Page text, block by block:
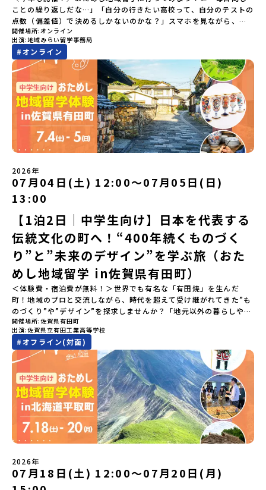
ことの繰り返しだな…」「自分の行きたい高校って、自分のテストの
点数（偏差値）で決めるしかないのかな？」スマホを見ながら、進
路にモヤモヤしているそこのあなたへ！👀テストの点数ではなく、
あなたの「ワクワク（＝自分軸）」で進路を選ぶ。そんな新しい選
択肢が、「地域みらい留学」です。「でも、いきなり知らない土地
の高校に進学するなんて不安…」そんな人のために、2泊3日で気軽
にプチ体験できる【おためし地域留学】の魅力を凝縮したオンライ
ン説明会のアーカイブ（録画）を公開中です！✨＼🔥ここがすごい！
🔥／おためし地域留学 3つのワクワク🔥🔥 ①スマホじゃわからない
「圧倒的な感動」！教科書を読むだけじゃわからない、その地域な
らではの大自然や歴史を「五感」でフル体験！カヌーに乗ったり、
伝統文化に触れたり、本物の冒険が待っています！🔥 ②「初めまし
て」が「一生の友達」に変わる！全国から「新しいことに挑戦した
い！」「今の自分を変えたい！」と思っている同世代の中学生が大
集合！地元の高校生と一緒にご飯を食べて語り合えば、たった数日
で最高の仲間になる！🔥 ③宿泊費・体験費はなんと【無料】！親元
を離れる初めての一人旅でも大丈夫。頼れるスタッフがしっかりサ
ポートするので安心・安全です！ーーーーーーーーーーーーーーー
ーーーーーーーーー📺 全体オンライン説明会（アーカイブ配信）
2026年4月22日に開催された説明会の録画をご覧いただけます。こ
の動画を見れば、あなたの「なんとなく不安」が「絶対に行ってみ
たい！」に変わるはず💡お家からリラックスして視聴してみてくだ
さいね😊▶︎全体説明会のアーカイブはこちら（アーカイブを視聴す
る）YouTube：https://youtu.be/Yt8nd04aNgA?
si=e5erbspvwz5O8_uF【アーカイブ内容】・おためし地域留学の
魅力・メリット・2026年度、日本全国20以上の対象地域について・
安心のサポート体制・質疑応答※各地域の詳細なプログラムは、以
下の【STEP2】個別説明会にて紹介しています。ーーーーーーーー
ーーーーーーーーーーーーーーーー💡疑問も不安もワクワクに変え
る！2つのステップ知りたいことに合わせて、2つの説明会をご活用
ください！【STEP1】全体オンライン説明会の視聴（☆上の動画で
いつでも視聴可能です） 〜まずは「おためし地域留学」を知りたい
方へ〜プログラムの全体像や魅力、サポート体制について解説しま
す。 【STEP2】個別プログラム説明会（☆順次ページを公開しま
す）〜「地域別のプログラム」を具体的に知りたい方へ〜 「現地で
は何をするの？」という疑問にお答えする説明会です。その場所な
らではのプログラムをたっぷりお伝えします！🚩現在公開中の個別
説明会はこちらから（順次公開予定）【5/7(木)】北海道平取町
【5/8(金)】熊本県芦北町▼おためし地域留学の情報▼おためし地域
体験」のプログラム開催情報を公式LINEにて配信中！ぜひご登録く
ださい♪気になることや不安な点は、LINEから気軽にご相談くださ
い。👉 【LINE登録はこちら】
開催場所 オンライン
出演 地域みらい留学事務局
#オンライン
2026年
07月04日(土) 12:00〜07月05日(日)
13:00
【1泊2日｜中学生向け】日本を代表する
伝統文化の町へ！“400年続くものづく
り”と”未来のデザイン”を学ぶ旅（おた
めし地域留学 in佐賀県有田町）
＜体験費・宿泊費が無料！＞世界でも有名な「有田焼」を生んだ
町！地域のプロと交流しながら、時代を超えて受け継がれてきた”も
のづくり”や”デザイン”を探求しませんか？「地元以外の暮らしや文
化が気になる。いつか留学してみたい！」「豊かな自然と伝統文
化、町並みに興味がある！」「ものづくりやきれいなデザインが好
き！」そんな中学生のみなさんにおすすめ！「おためし地域留学体
験」は、日本全国約200の高校と連携し、地域の枠を超えて学校生活
を送る「地域みらい留学」をプチ体験できるプログラムです。はじ
めてのひとり旅でも安心！現地でもスタッフがしっかりとサポート
いたします。今回のフィールドは「佐賀県有田町（ありたちょ
う）」佐賀県の西部にある有田町は、江戸時代から400年以上続く
「窯業（ようぎょう）」の町。 窯（かま）で粘土を焼いてつくるも
のづくりが、この町の文化として今も受け継がれています。世界で
も知られる「有田焼」は、この窯業の中から生まれました。長い歴
史の中で積み重ねられてきた技術や工夫、そして“つくる人の想
い”が、この町には残っています。また、文化施設が「日本遺産」や
「日本の20世紀遺産」に認定されるなど日本を代表する伝統工芸の
町です。さらに、有田町には「日本の棚田百選」に選ばれた「岳の
開催場所 佐賀県有田町
出演 佐賀県立有田工業高等学校
#オフライン(対面)
2026年
07月18日(土) 12:00〜07月20日(月)